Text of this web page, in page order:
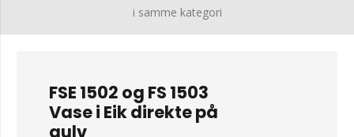
i samme kategori
FSE 1502 og FS 1503
Vase i Eik direkte på
gulv